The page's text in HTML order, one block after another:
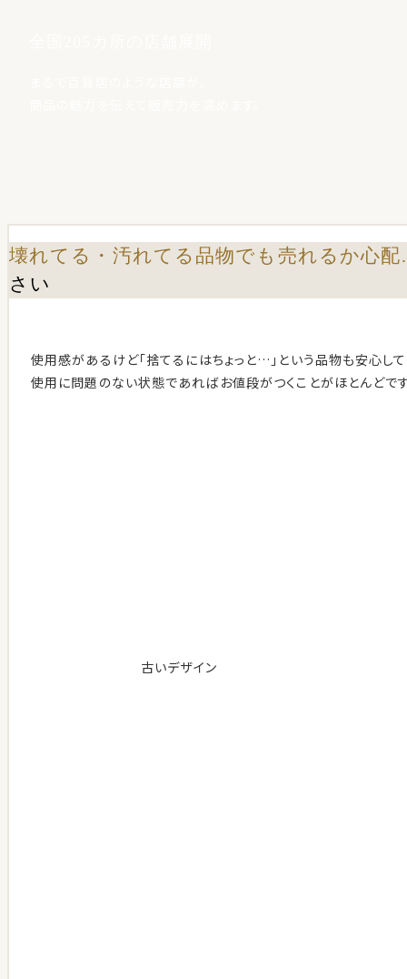
壊れてる・汚れてる品物でも売れるか心
さい
使用感があるけど「捨てるにはちょっと…」という品物も安心して
使用に問題のない状態であればお値段がつくことがほとんどです
古いデザイン